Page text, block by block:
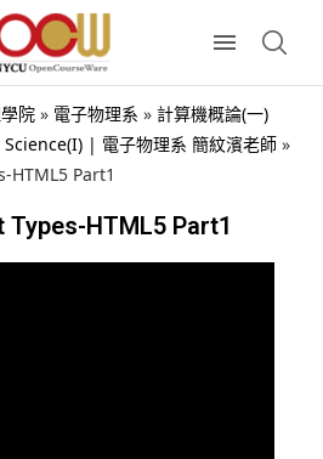
院 » 電子物理系 » 計算機概論(一)
| 電子物理系 簡紋濱老師 »
Part1
HTML5 Part1